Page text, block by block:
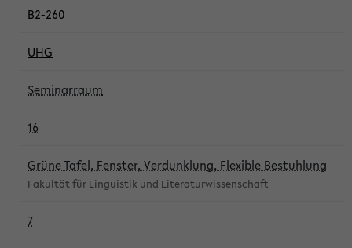
B2-260
UHG
Seminarraum
16
Grüne Tafel, Fenster, Verdunklung, Flexible Bestuhlung
Fakultät für Linguistik und Literaturwissenschaft
7